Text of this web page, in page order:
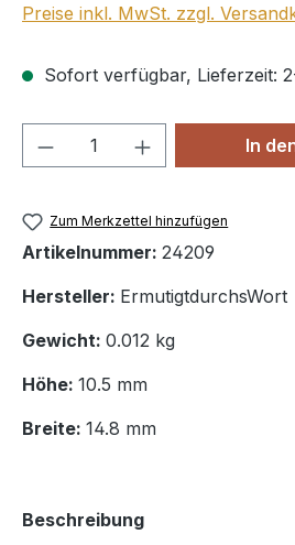
Preise inkl. MwSt. zzgl.
Sofort verfügbar, Lieferzeit:
Produkt Anzahl: Gib
In
Zum Merkzettel hinzufügen
Artikelnummer: 24209
Hersteller: ErmutigtdurchsWort
Gewicht: 0.012 kg
Höhe: 10.5 mm
Breite: 14.8 mm
Beschreibung